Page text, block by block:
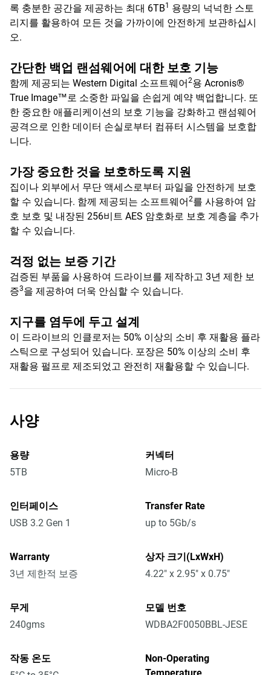
록 충분한 공간을 제공하는 최대 6TB1
용량의 넉넉한 스토
리지를 활용하여 모든 것을 가까이에 안전하게 보관하십시
오.
간단한 백업 랜섬웨어에 대한 보호 기능
함께 제공되는 Western Digital 소프트웨어2용 Acronis®
True Image™로 소중한 파일을 손쉽게 예약 백업합니다. 또
한 중요한 애플리케이션의 보호 기능을 강화하고 랜섬웨어
공격으로 인한 데이터 손실로부터 컴퓨터 시스템을 보호합
니다.
가장 중요한 것을 보호하도록 지원
집이나 외부에서 무단 액세스로부터 파일을 안전하게 보호
할 수 있습니다. 함께 제공되는 소프트웨어2를 사용하여 암
호 보호 및 내장된 256비트 AES 암호화로 보호 계층을 추가
할 수 있습니다.
걱정 없는 보증 기간
검증된 부품을 사용하여 드라이브를 제작하고 3년 제한 보
증3을 제공하여 더욱 안심할 수 있습니다.
지구를 염두에 두고 설계
이 드라이브의 인클로저는 50% 이상의 소비 후 재활용 플라
스틱으로 구성되어 있습니다. 포장은 50% 이상의 소비 후
재활용 펄프로 제조되었고 완전히 재활용할 수 있습니다.
사양
용량
5TB
커넥터
Micro-B
인터페이스
USB 3.2 Gen 1
Transfer Rate
up to 5Gb/s
Warranty
3년 제한적 보증
상자 크기(LxWxH)
4.22" x 2.95" x 0.75"
무게
240gms
모델 번호
WDBA2F0050BBL-JESE
작동 온도
Non-Operating